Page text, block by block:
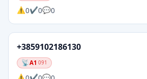
0 0 0
+3859102186130
A1 091